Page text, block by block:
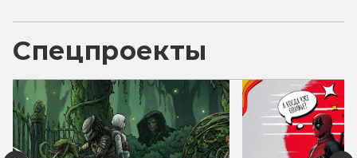
Спецпроекты